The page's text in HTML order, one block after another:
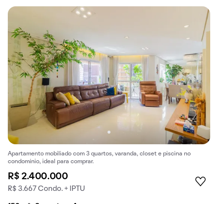
Apartamento mobiliado com 3 quartos, varanda, closet e piscina no
condomínio, ideal para comprar.
R$ 2.400.000
R$ 3.667 Condo. + IPTU